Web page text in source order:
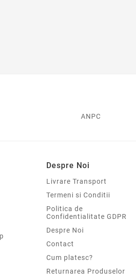
ANPC
Despre Noi
Livrare Transport
Termeni si Conditii
Politica de
Confidentialitate GDPR
Despre Noi
Contact
Cum platesc?
Returnarea Produselor